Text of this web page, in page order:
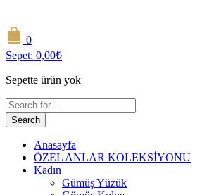
0
Sepet: 0,00₺
Sepette ürün yok
Search
Anasayfa
ÖZEL ANLAR KOLEKSİYONU
Kadın
Gümüş Yüzük